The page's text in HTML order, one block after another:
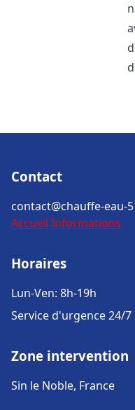
Contact
contact@chauffe-eau-
Accueil Informations
Horaires
Lun-Ven: 8h-19h
Service d'urgence 24/7
Zone intervention
Sin le Noble, France